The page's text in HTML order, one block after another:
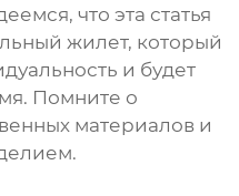
что эта статья
жилет, который
и будет
Помните о
материалов и